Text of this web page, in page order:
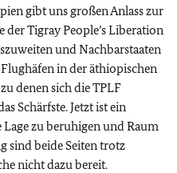
gibt uns großen Anlass zur
der Tigray People’s Liberation
und Nachbarstaaten
in der äthiopischen
denen sich die TPLF
Schärfste. Jetzt ist ein
zu beruhigen und Raum
sind beide Seiten trotz
nicht dazu bereit.